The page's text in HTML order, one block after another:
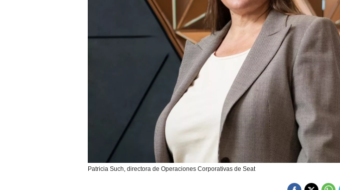
Patricia Such, directora de Operaciones Corporativas de Seat